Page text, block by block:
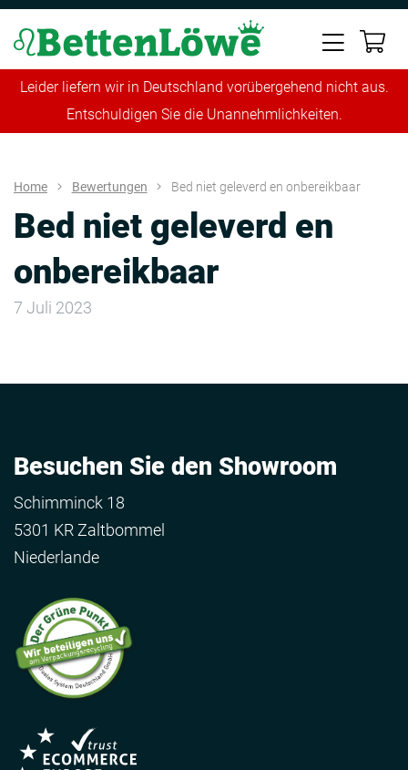
Leider liefern wir in Deutschland vorübergehend nicht aus.
Entschuldigen Sie die Unannehmlichkeiten.
Home Bewertungen Bed niet geleverd en onbereikbaar
Bed niet geleverd en
onbereikbaar
7 Juli 2023
Besuchen Sie den Showroom
Schimminck 18
5301 KR Zaltbommel
Niederlande